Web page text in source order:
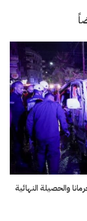
والحصيلة النهائية